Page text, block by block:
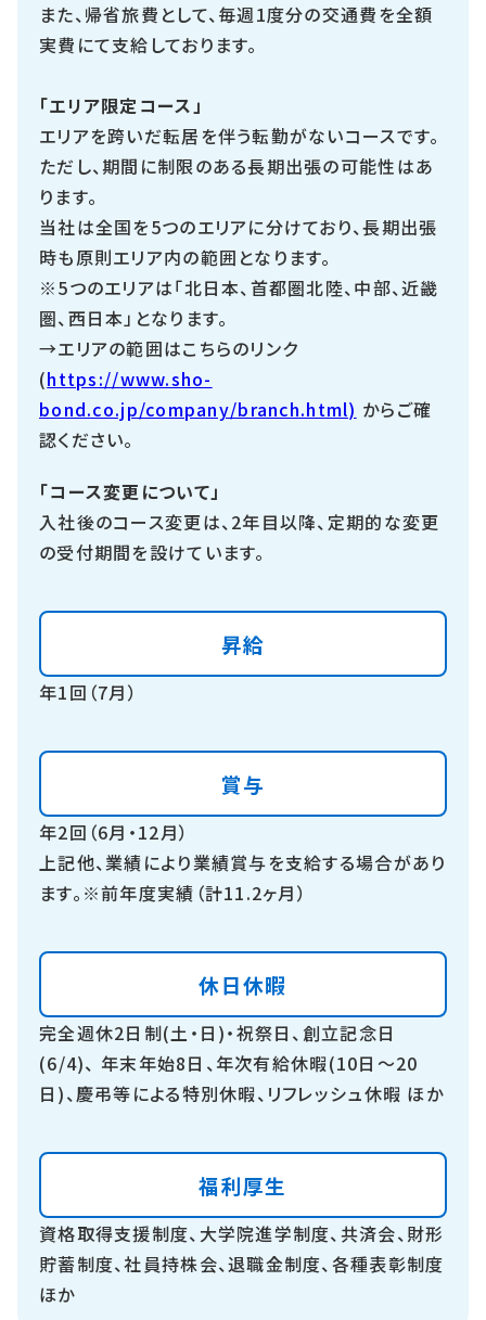
また、帰省旅費として、毎週1度分の交通費を全額
実費にて支給しております。
「エリア限定コース」
エリアを跨いだ転居を伴う転勤がないコースです。
ただし、期間に制限のある長期出張の可能性はあ
ります。
当社は全国を5つのエリアに分けており、長期出張
時も原則エリア内の範囲となります。
※5つのエリアは「北日本、首都圏北陸、中部、近畿
圏、西日本」となります。
→エリアの範囲はこちらのリンク
(https://www.sho-
bond.co.jp/company/branch.html) からご確
認ください。
「コース変更について」
入社後のコース変更は、2年目以降、定期的な変更
の受付期間を設けています。
昇給
年1回（7月）
賞与
年2回（6月・12月）
上記他、業績により業績賞与を支給する場合があり
ます。※前年度実績（計11.2ヶ月）
休日休暇
完全週休2日制(土・日)・祝祭日、創立記念日
(6/4)、 年末年始8日、年次有給休暇(10日～20
日)、慶弔等による特別休暇、リフレッシュ休暇 ほか
福利厚生
資格取得支援制度、大学院進学制度、共済会、財形
貯蓄制度、社員持株会、退職金制度、各種表彰制度
ほか